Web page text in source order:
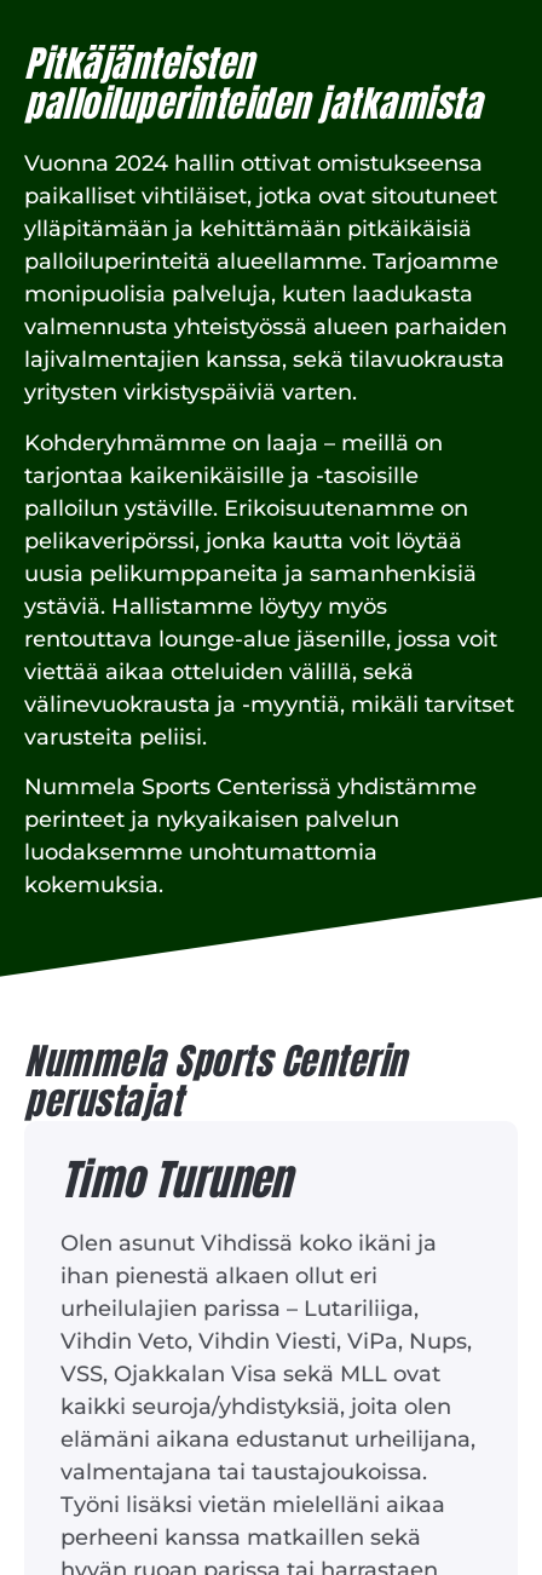
Pitkäjänteisten
palloiluperinteiden jatkamista
Vuonna 2024 hallin ottivat omistukseensa
paikalliset vihtiläiset, jotka ovat sitoutuneet
ylläpitämään ja kehittämään pitkäikäisiä
palloiluperinteitä alueellamme. Tarjoamme
monipuolisia palveluja, kuten laadukasta
valmennusta yhteistyössä alueen parhaiden
lajivalmentajien kanssa, sekä tilavuokrausta
yritysten virkistyspäiviä varten.
Kohderyhmämme on laaja – meillä on
tarjontaa kaikenikäisille ja -tasoisille
palloilun ystäville. Erikoisuutenamme on
pelikaveripörssi, jonka kautta voit löytää
uusia pelikumppaneita ja samanhenkisiä
ystäviä. Hallistamme löytyy myös
rentouttava lounge-alue jäsenille, jossa voit
viettää aikaa otteluiden välillä, sekä
välinevuokrausta ja -myyntiä, mikäli tarvitset
varusteita peliisi.
Nummela Sports Centerissä yhdistämme
perinteet ja nykyaikaisen palvelun
luodaksemme unohtumattomia
kokemuksia.
Nummela Sports Centerin
perustajat
Timo Turunen
Olen asunut Vihdissä koko ikäni ja
ihan pienestä alkaen ollut eri
urheilulajien parissa – Lutariliiga,
Vihdin Veto, Vihdin Viesti, ViPa, Nups,
VSS, Ojakkalan Visa sekä MLL ovat
kaikki seuroja/yhdistyksiä, joita olen
elämäni aikana edustanut urheilijana,
valmentajana tai taustajoukoissa.
Työni lisäksi vietän mielelläni aikaa
perheeni kanssa matkaillen sekä
hyvän ruoan parissa tai harrastaen